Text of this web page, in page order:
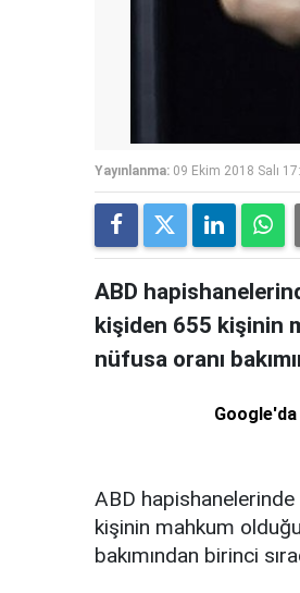
Yayınlanma: 09 Ekim 2018 Salı
ABD
kişiden 655 kişinin
nüfusa oranı
ABD
kişinin mahkum
bakımından birinci